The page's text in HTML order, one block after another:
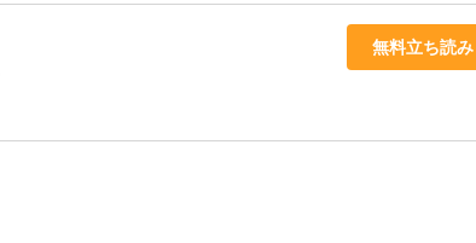
無料立ち読み